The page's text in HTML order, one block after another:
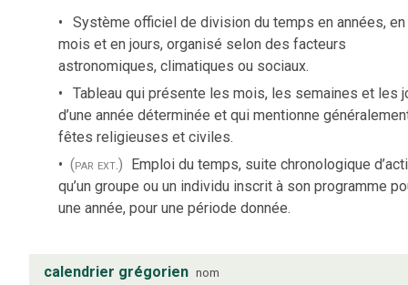
Système officiel de division du temps en années, en
mois et en jours, organisé selon des facteurs
astronomiques, climatiques ou sociaux.
Tableau qui présente les mois, les semaines et les
d’une année déterminée et qui mentionne
fêtes religieuses et civiles.
(par ext.) Emploi du temps, suite chronologique
qu’un groupe ou un individu inscrit à son programme
une année, pour une période donnée.
calendrier grégorien nom